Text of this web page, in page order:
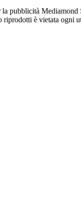
riprodotti è vietata ogni